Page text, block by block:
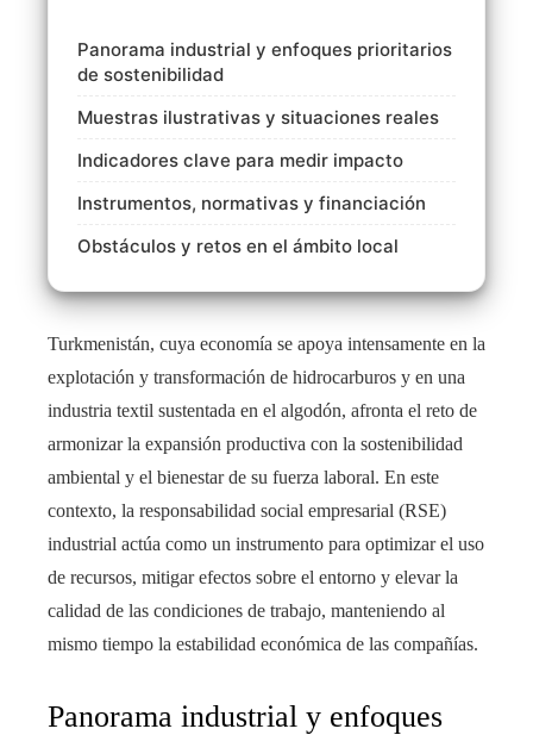
Panorama industrial y enfoques prioritarios
de sostenibilidad
Muestras ilustrativas y situaciones reales
Indicadores clave para medir impacto
Instrumentos, normativas y financiación
Obstáculos y retos en el ámbito local
Turkmenistán, cuya economía se apoya intensamente en la
explotación y transformación de hidrocarburos y en una
industria textil sustentada en el algodón, afronta el reto de
armonizar la expansión productiva con la sostenibilidad
ambiental y el bienestar de su fuerza laboral. En este
contexto, la responsabilidad social empresarial (RSE)
industrial actúa como un instrumento para optimizar el uso
de recursos, mitigar efectos sobre el entorno y elevar la
calidad de las condiciones de trabajo, manteniendo al
mismo tiempo la estabilidad económica de las compañías.
Panorama industrial y enfoques